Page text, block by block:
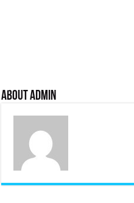
About admin